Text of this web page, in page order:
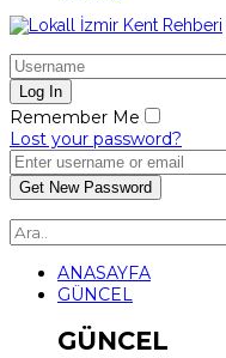
Remember Me
Lost your password?
ANASAYFA
GÜNCEL
GÜNCEL